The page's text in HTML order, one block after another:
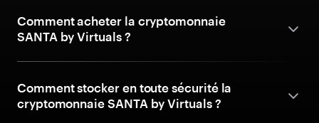
Comment acheter la cryptomonnaie
SANTA by Virtuals ?
Comment stocker en toute sécurité la
cryptomonnaie SANTA by Virtuals ?